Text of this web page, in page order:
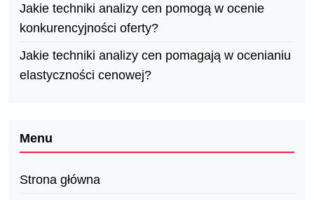
Jakie techniki analizy cen pomogą w ocenie
konkurencyjności oferty?
Jakie techniki analizy cen pomagają w ocenianiu
elastyczności cenowej?
Menu
Strona główna